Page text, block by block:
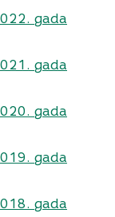
gada
gada
gada
gada
gada